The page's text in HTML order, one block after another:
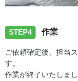
STEP4 作業
ご依頼確定後、担当
す。
作業が終了いたしま